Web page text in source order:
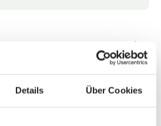
Details Über Cookies
On 2 footboardTwo spare wheels